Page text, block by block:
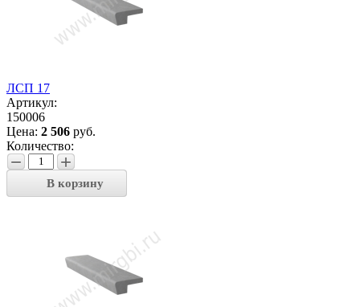
ЛСП 17
Артикул:
150006
Цена: 2 506 руб.
Количество:
− +
В корзину